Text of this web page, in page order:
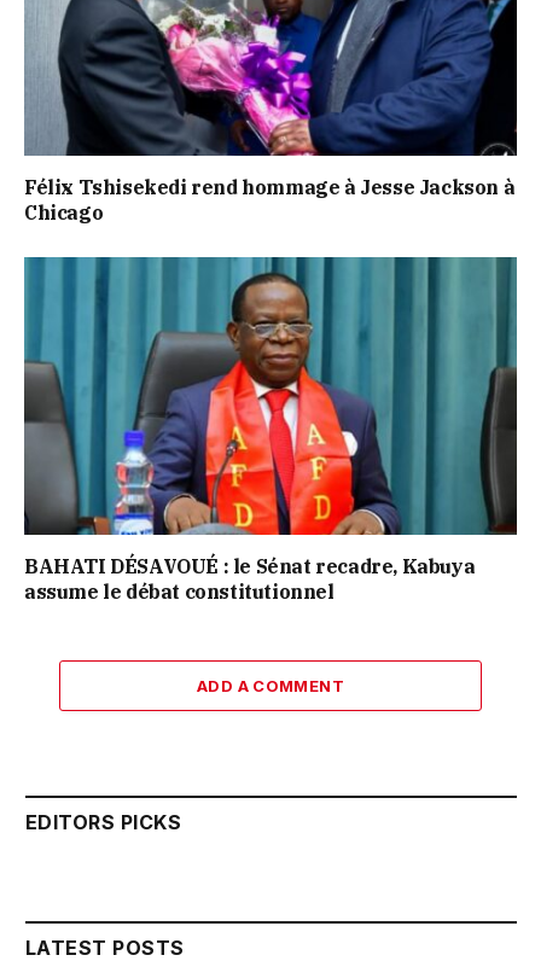
Félix Tshisekedi rend hommage à Jesse Jackson à
Chicago
BAHATI DÉSAVOUÉ : le Sénat recadre, Kabuya
assume le débat constitutionnel
ADD A COMMENT
EDITORS PICKS
LATEST POSTS